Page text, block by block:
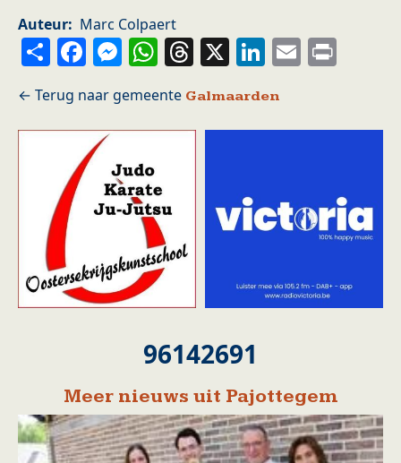
Auteur
Marc Colpaert
ShareFacebook
Messenger
WhatsApp
Threads
X LinkedIn
Email
Galmaarden
96142691
Meer nieuws uit Pajottegem